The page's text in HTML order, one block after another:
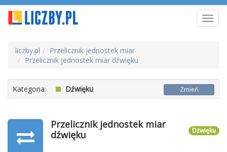
liczby.pl
Przelicznik jednostek miar
Przelicznik jednostek miar dźwięku
Kategoria: Dźwięku Zmień
Dźwięku
Przelicznik jednostek miar
dźwięku